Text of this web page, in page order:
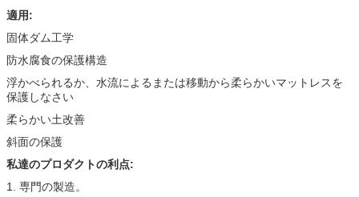
適用:
固体ダム工学
防水腐食の保護構造
浮かべられるか、水流によるまたは移動から柔らかいマットレスを
保護しなさい
柔らかい土改善
斜面の保護
私達のプロダクトの利点:
1. 専門の製造。